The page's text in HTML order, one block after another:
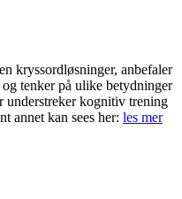
kryssordløsninger, anbefaler
tenker på ulike betydninger
understreker kognitiv trening
annet kan sees her: les mer